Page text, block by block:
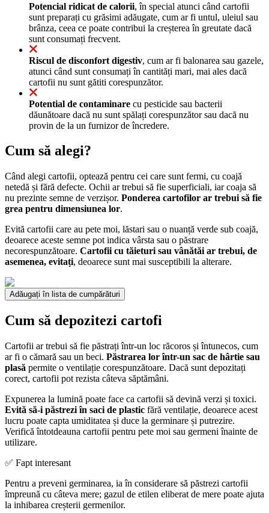
Potencial ridicat de calorii, în special atunci când cartofii
sunt preparați cu grăsimi adăugate, cum ar fi untul, uleiul sau
brânza, ceea ce poate contribui la creșterea în greutate dacă
sunt consumați frecvent.
Riscul de disconfort digestiv, cum ar fi balonarea sau gazele,
atunci când sunt consumați în cantități mari, mai ales dacă
cartofii nu sunt gătiti corespunzător.
Potential de contaminare cu pesticide sau bacterii
dăunătoare dacă nu sunt spălați corespunzător sau dacă nu
provin de la un furnizor de încredere.
Cum să alegi?
Când alegi cartofii, optează pentru cei care sunt fermi, cu coajă
netedă și fără defecte. Ochii ar trebui să fie superficiali, iar coaja să
nu prezinte semne de verzișor. Ponderea cartofilor ar trebui să fie
grea pentru dimensiunea lor.
Evită cartofii care au pete moi, lăstari sau o nuanță verde sub coajă,
deoarece aceste semne pot indica vârsta sau o păstrare
necorespunzătoare. Cartofii cu tăieturi sau vânătăi ar trebui, de
asemenea, evitați, deoarece sunt mai susceptibili la alterare.
Adăugați în lista de cumpărături
Cum să depozitezi cartofi
Cartofii ar trebui să fie păstrați într-un loc răcoros și întunecos, cum
ar fi o cămară sau un beci. Păstrarea lor într-un sac de hârtie sau
plasă permite o ventilație corespunzătoare. Dacă sunt depozitați
corect, cartofii pot rezista câteva săptămâni.
Expunerea la lumină poate face ca cartofii să devină verzi și toxici.
Evită să-i păstrezi în saci de plastic fără ventilație, deoarece acest
lucru poate capta umiditatea și duce la germinare și putrezire.
Verifică întotdeauna cartofii pentru pete moi sau germeni înainte de
utilizare.
✅ Fapt interesant
Pentru a preveni germinarea, ia în considerare să păstrezi cartofii
împreună cu câteva mere; gazul de etilen eliberat de mere poate ajuta
la inhibarea creșterii germenilor.